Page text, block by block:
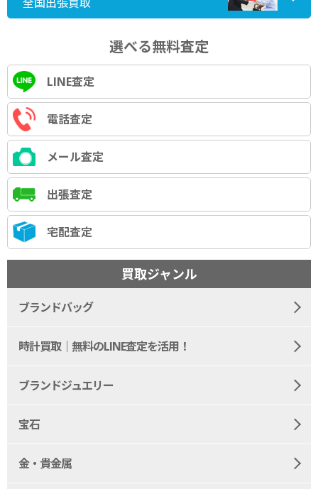
選べる無料査定
LINE査定
電話査定
メール査定
出張査定
宅配査定
買取ジャンル
ブランドバッグ
時計買取｜無料のLINE査定を活用！
ブランドジュエリー
宝石
金・貴金属